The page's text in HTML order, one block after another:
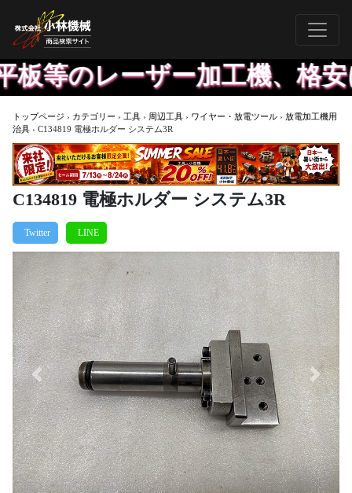
ーザー加工機、格安に
トップページ › カテゴリー › 工具 › 周辺工具 › ワイヤー・放電ツール › 放電加工機用
治具 › C134819 電極ホルダー システム3R
C134819 電極ホルダー システム3R
Previous Next